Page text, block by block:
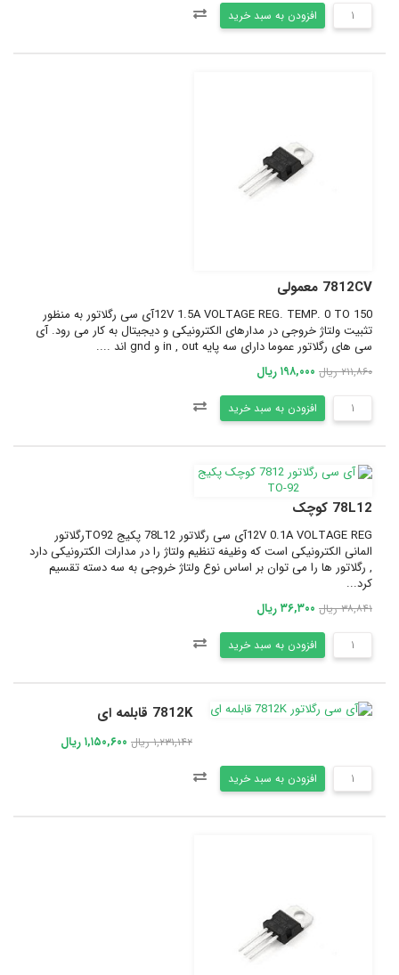
افزودن به سبد خرید
7812CV معمولی
12V 1.5A VOLTAGE REG. TEMP. 0 TO 150آی سی رگلاتور به منظور
تثبیت ولتاژ خروجی در مدارهای الکترونیکی و دیجیتال به کار می رود. آی
سی های رگلاتور عموما دارای سه پایه in , out و gnd اند ....
۲۱۱,۸۶۰ ریال ۱۹۸,۰۰۰ ریال
افزودن به سبد خرید
78L12 کوچک
12V 0.1A VOLTAGE REGآی سی رگلاتور 78L12 پکیج TO92رگلاتور
المانی الکترونیکی است که وظیفه تنظیم ولتاژ را در مدارات الکترونیکی دارد
, رگلاتور ها را می توان بر اساس نوع ولتاژ خروجی به سه دسته تقسیم
کرد...
۳۸,۸۴۱ ریال ۳۶,۳۰۰ ریال
افزودن به سبد خرید
7812K قابلمه ای
۱,۲۳۱,۱۴۲ ریال ۱,۱۵۰,۶۰۰ ریال
افزودن به سبد خرید